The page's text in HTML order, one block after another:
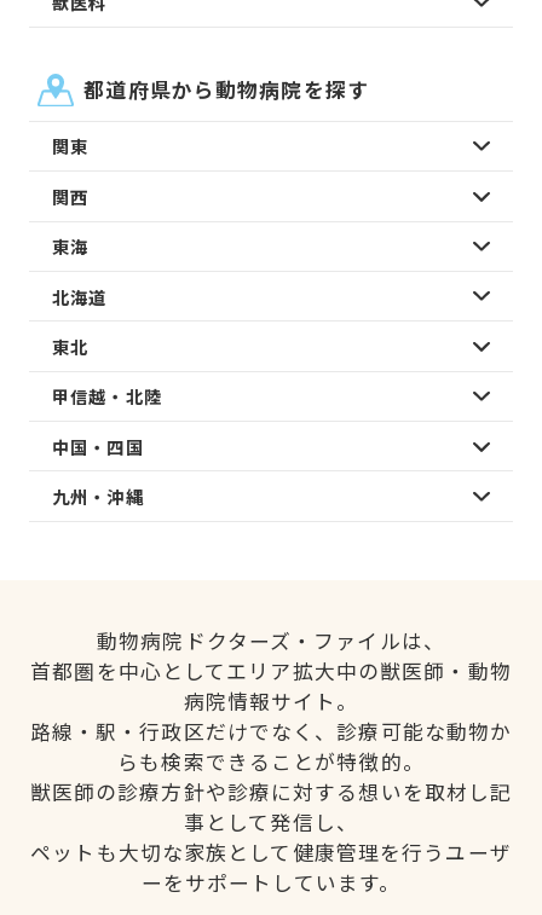
都道府県から動物病院を探す
関東
関西
東海
北海道
東北
甲信越・北陸
中国・四国
九州・沖縄
動物病院ドクターズ・ファイルは、
首都圏を中心としてエリア拡大中の獣医師・動物
病院情報サイト。
路線・駅・行政区だけでなく、診療可能な動物か
らも検索できることが特徴的。
獣医師の診療方針や診療に対する想いを取材し記
事として発信し、
ペットも大切な家族として健康管理を行うユーザ
ーをサポートしています。